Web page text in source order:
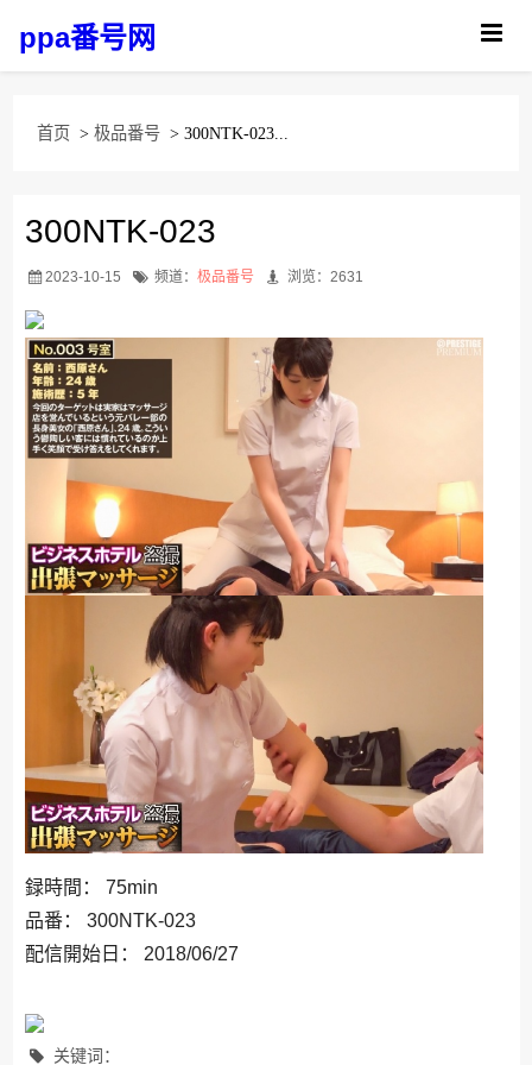
ppa番号网
首页 >极品番号 > 300NTK-023...
300NTK-023
2023-10-15 频道： 极品番号 浏览：2631
録時間： 75min
品番： 300NTK-023
配信開始日： 2018/06/27
关键词：